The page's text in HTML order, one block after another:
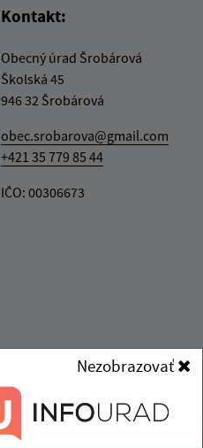
Nezobrazovať
Kontakt:
Obecný úrad Šrobárová
Školská 45
946 32 Šrobárová
obec.srobarova@gmail.com
+421 35 779 85 44
IČO: 00306673